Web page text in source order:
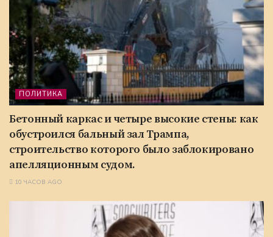
ПОЛИТИКА
Бетонный каркас и четыре высокие стены: как
обустроился бальный зал Трампа,
строительство которого было заблокировано
апелляционным судом.
10 ЧАСОВ AGO